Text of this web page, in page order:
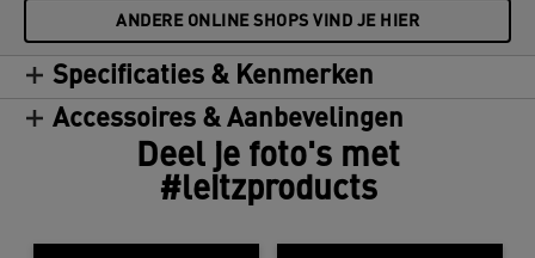
ANDERE ONLINE SHOPS VIND JE HIER
Specificaties & Kenmerken
Accessoires & Aanbevelingen
Deel je foto's met
#leitzproducts